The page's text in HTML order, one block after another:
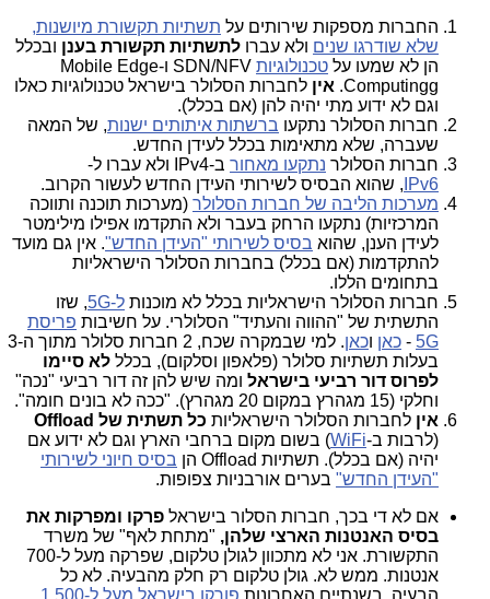
החברות מספקות שירותים על תשתיות תקשורת מיושנות,
שלא שודרגו שנים ולא עברו לתשתיות תקשורת בענן ובכלל
הן לא שמעו על טכנולוגיות
SDN/NFV ו-Mobile Edge
Computingg. אין לחברות הסלולר בישראל טכנולוגיות כאלו
וגם לא ידוע מתי יהיה להן (אם בכלל).
חברות הסלולר נתקעו ברשתות איתותים ישנות, של המאה
שעברה, שלא מתאימות בכלל לעידן החדש.
חברות הסלולר נתקעו מאחור ב-IPv4 ולא עברו ל-
IPv6 , שהוא הבסיס לשירותי העידן החדש לעשור הקרוב.
מערכות הליבה של חברות הסלולר (מערכות תוכנה ותווכה
המרכזיות) נתקעו הרחק בעבר ולא התקדמו אפילו מילימטר
לעידן הענן, שהוא בסיס לשירותי "העידן החדש". אין גם מועד
להתקדמות (אם בכלל) בחברות הסלולר הישראליות
בתחומים הללו.
חברות הסלולר הישראליות בכלל לא מוכנות ל-5G
, שזו
התשתית של "ההווה והעתיד" הסלולרי. על חשיבות פריסת
5G
- כאן וכאן
. למי שבמקרה שכח, 2 חברות סלולר מתוך ה-3
בעלות תשתיות סלולר (פלאפון וסלקום), בכלל לא סיימו
לפרוס דור רביעי בישראל ומה שיש להן זה דור רביעי "נכה"
וחלקי (15 מגהרץ במקום 20 מגהרץ). "ככה לא בונים חומה".
אין לחברות הסלולר הישראליות כל תשתית של Offload
(לרבות ב-WiFi) בשום מקום ברחבי הארץ וגם לא ידוע אם
יהיה (אם בכלל). תשתיות Offload הן
בסיס חיוני לשירותי
"העידן החדש" בערים אורבניות צפופות.
אם לא די בכך, חברות הסלור בישראל פרקו ומפרקות את
בסיס האנטנות הארצי שלהן, "מתחת לאף" של משרד
התקשורת. אני לא מתכוון לגולן טלקום, שפרקה מעל ל-700
אנטנות. ממש לא. גולן טלקום רק חלק מהבעיה. לא כל
הבעיה. בשנתיים האחרונות
פורקו בישראל מעל ל-1,500